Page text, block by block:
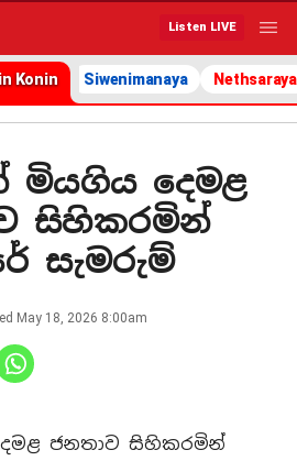
Listen LIVE
Konin Siwenimanaya Nethsaraya
මියගිය දෙමළ
සිහිකරමින්
සැමරුම්
May 18, 2026 8:00am
ජනතාව සිහිකරමින්